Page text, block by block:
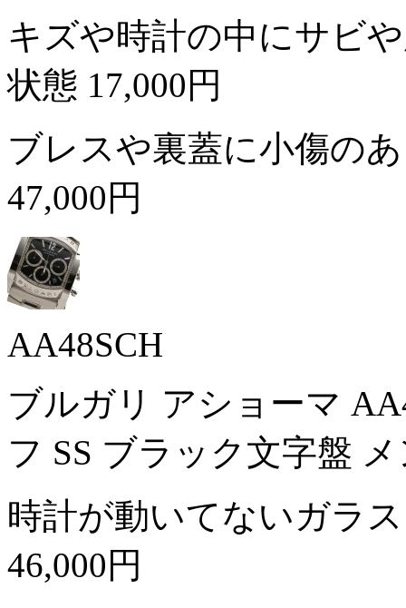
キズや時計の中にサビ
状態 17,000円
ブレスや裏蓋に小傷の
47,000円
AA48SCH
ブルガリ アショーマ
フ SS ブラック文字盤
時計が動いてないガラ
46,000円